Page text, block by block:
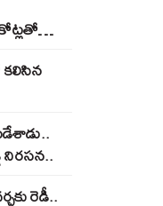
నిరసన..
రెడీ..